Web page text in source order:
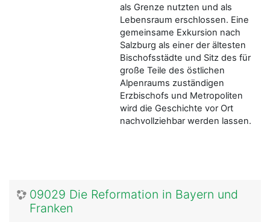
als Grenze nutzten und als
Lebensraum erschlossen. Eine
gemeinsame Exkursion nach
Salzburg als einer der ältesten
Bischofsstädte und Sitz des für
große Teile des östlichen
Alpenraums zuständigen
Erzbischofs und Metropoliten
wird die Geschichte vor Ort
nachvollziehbar werden lassen.
09029 Die Reformation in Bayern und
Franken